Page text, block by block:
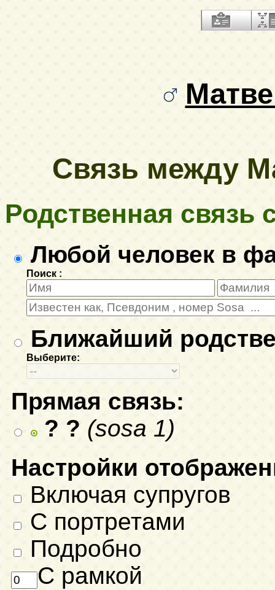
Связь между
Родственная связь
Любой человек в
Поиск :
Ближайший
Выберите:
Прямая связь:
? ? (sosa 1)
Настройки
Включая супругов
С портретами
Подробно
С рамкой